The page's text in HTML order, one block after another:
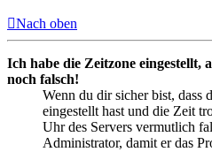
Nach oben
Ich habe die Zeitzone eingestellt,
noch falsch!
Wenn du dir sicher bist, dass
eingestellt hast und die Zeit
Uhr des Servers vermutlich
Administrator, damit er das